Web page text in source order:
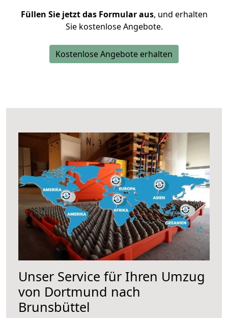
Füllen Sie jetzt das Formular aus, und erhalten
Sie kostenlose Angebote.
Kostenlose Angebote erhalten
Unser Service für Ihren Umzug
von Dortmund nach
Brunsbüttel